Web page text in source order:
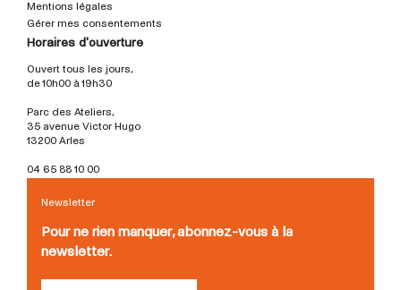
Mentions légales
Gérer mes consentements
Horaires d'ouverture
Ouvert tous les jours,
de 10h00 à 19h30
Parc des Ateliers,
35 avenue Victor Hugo
13200 Arles
04 65 88 10 00
Newsletter
Pour ne rien manquer, abonnez-vous à la
newsletter.